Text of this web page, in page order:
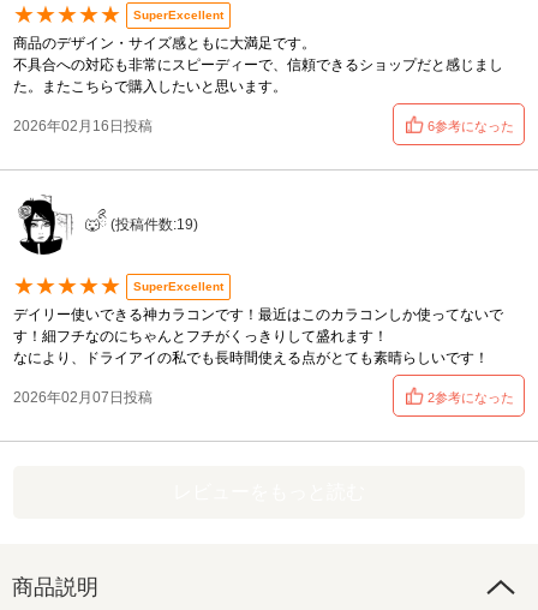
★★★★★ SuperExcellent
商品のデザイン・サイズ感ともに大満足です。
不具合への対応も非常にスピーディーで、信頼できるショップだと感じまし
た。またこちらで購入したいと思います。
2026年02月16日投稿 6参考になった
🐺ིྀ (投稿件数:19)
★★★★★ SuperExcellent
デイリー使いできる神カラコンです！最近はこのカラコンしか使ってないで
す！細フチなのにちゃんとフチがくっきりして盛れます！
なにより、ドライアイの私でも長時間使える点がとても素晴らしいです！
2026年02月07日投稿 2参考になった
商品説明